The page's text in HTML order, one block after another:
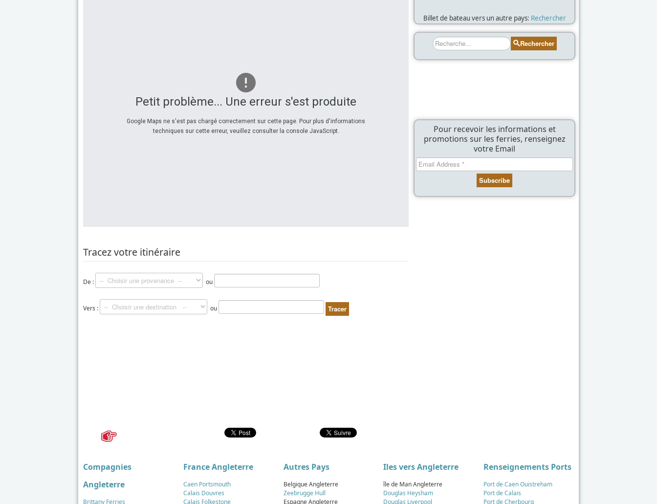
Petit problème... Une erreur s'est produite
Google Maps ne s'est pas chargé correctement sur cette page. Pour plus d'informations
techniques sur cette erreur, veuillez consulter la console JavaScript.
Tracez votre itinéraire
De : ou
Vers : ou
Billet de bateau vers un autre pays: Rechercher
Rechercher Rechercher
Pour recevoir les informations et
promotions sur les ferries, renseignez
votre Email
Compagnies
Angleterre
Brittany Ferries
France Angleterre
Caen Portsmouth
Calais Douvres
Calais Folkestone
Autres Pays
Belgique Angleterre
Zeebrugge Hull
Espagne Angleterre
Iles vers Angleterre
île de Man Angleterre
Douglas Heysham
Douglas Liverpool
Renseignements Ports
Port de Caen Ouistreham
Port de Calais
Port de Cherbourg